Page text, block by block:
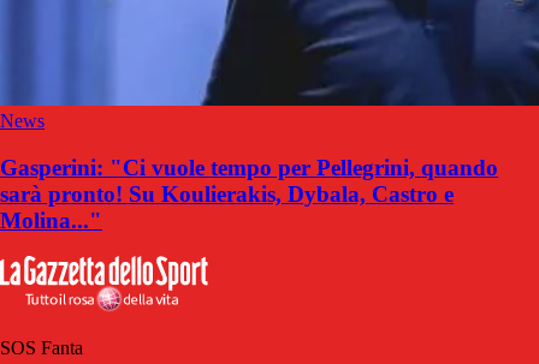
News
Gasperini: "Ci vuole tempo per Pellegrini, quando
sarà pronto! Su Koulierakis, Dybala, Castro e
Molina..."
SOS Fanta